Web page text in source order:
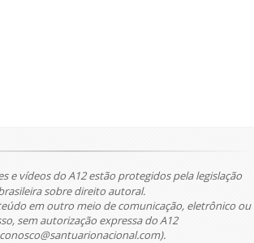
e vídeos do A12 estão protegidos pela legislação
sobre direito autoral.
em outro meio de comunicação, eletrônico ou
sem autorização expressa do A12